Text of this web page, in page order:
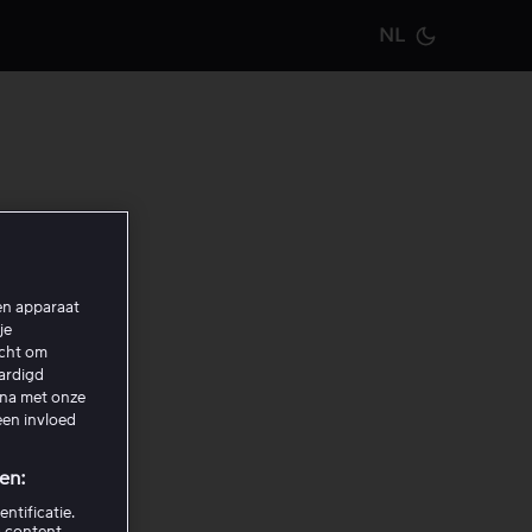
NL
is
te
apparaat
om
met onze
invloed